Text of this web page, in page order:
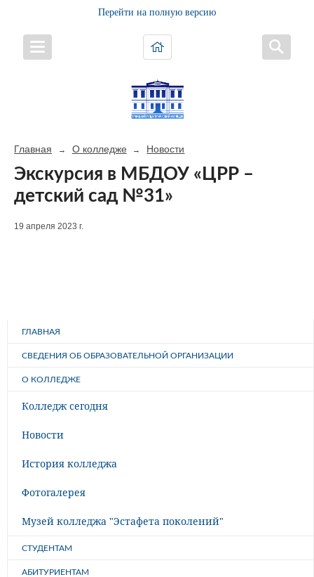
Перейти на полную версию
Главная → О колледже → Новости
Экскурсия в МБДОУ «ЦРР –
детский сад №31»
19 апреля 2023 г.
ГЛАВНАЯ
СВЕДЕНИЯ ОБ ОБРАЗОВАТЕЛЬНОЙ ОРГАНИЗАЦИИ
О КОЛЛЕДЖЕ
Колледж сегодня
Новости
История колледжа
Фотогалерея
Музей колледжа "Эстафета поколений"
СТУДЕНТАМ
АБИТУРИЕНТАМ